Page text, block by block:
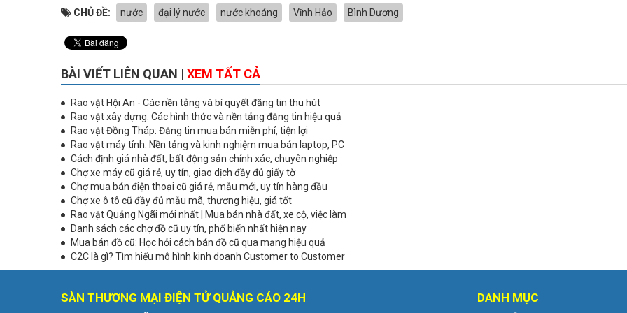
CHỦ ĐỀ: nước đại lý nước nước khoáng Vĩnh Hảo Bình Dương
BÀI VIẾT LIÊN QUAN | XEM TẤT CẢ
Rao vặt Hội An - Các nền tảng và bí quyết đăng tin thu hút
Rao vặt xây dựng: Các hình thức và nền tảng đăng tin hiệu quả
Rao vặt Đồng Tháp: Đăng tin mua bán miễn phí, tiện lợi
Rao vặt máy tính: Nền tảng và kinh nghiệm mua bán laptop, PC
Cách định giá nhà đất, bất động sản chính xác, chuyên nghiệp
Chợ xe máy cũ giá rẻ, uy tín, giao dịch đầy đủ giấy tờ
Chợ mua bán điện thoại cũ giá rẻ, mẫu mới, uy tín hàng đầu
Chợ xe ô tô cũ đầy đủ mẫu mã, thương hiệu, giá tốt
Rao vặt Quảng Ngãi mới nhất | Mua bán nhà đất, xe cộ, việc làm
Danh sách các chợ đồ cũ uy tín, phổ biến nhất hiện nay
Mua bán đồ cũ: Học hỏi cách bán đồ cũ qua mạng hiệu quả
C2C là gì? Tìm hiểu mô hình kinh doanh Customer to Customer
SÀN THƯƠNG MẠI ĐIỆN TỬ QUẢNG CÁO 24H DANH MỤC